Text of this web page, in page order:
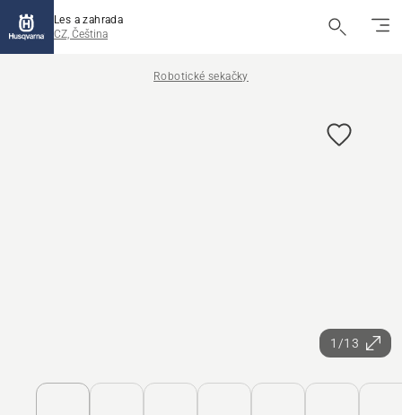
Les a zahrada
CZ, Čeština
Robotické sekačky
1/13